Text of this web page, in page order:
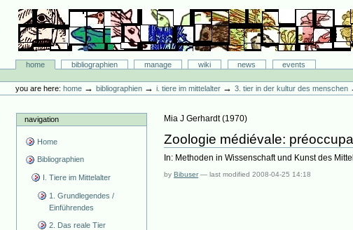
content.
navigation
Bibliographie-Portal
Sectionshome bibliographien manage wiki news
events
tools
you are here: home →bibliographien →i. tiere im mittelalter →3. tier in der kultur des menschen
navigation
Home
Bibliographien
I. Tiere im Mittelalter
1. Grundlegendes /
Einführendes
2. Das reale Tier
Mia J Gerhardt(1970)
Zoologie médiévale:
In: Methoden in Wissenschaft und Kunst des
byBibuser —last modified2008-04-25 14:18